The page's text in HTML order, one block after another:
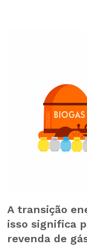
A transição
isso significa
revenda de